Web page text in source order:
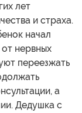
лет
и страха.
начал
нервных
переезжать
а
Дедушка с